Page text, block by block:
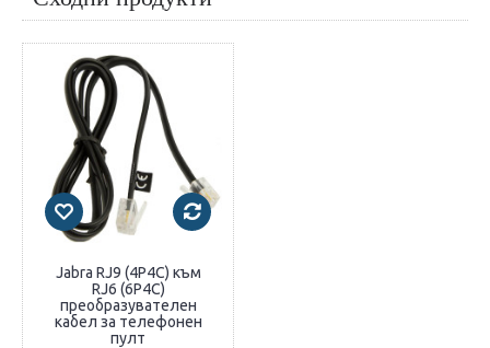
Jabra RJ9 (4P4C) към
RJ6 (6P4C)
преобразувателен
кабел за телефонен
пулт